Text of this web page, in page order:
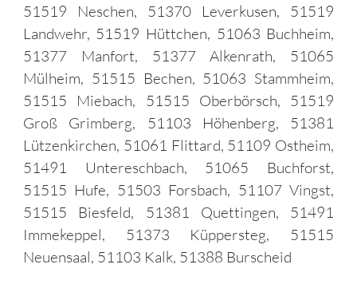
51519 Neschen, 51370 Leverkusen, 51519
Landwehr, 51519 Hüttchen, 51063 Buchheim,
51377 Manfort, 51377 Alkenrath, 51065
Mülheim, 51515 Bechen, 51063 Stammheim,
51515 Miebach, 51515 Oberbörsch, 51519
Groß Grimberg, 51103 Höhenberg, 51381
Lützenkirchen, 51061 Flittard, 51109 Ostheim,
51491 Untereschbach, 51065 Buchforst,
51515 Hufe, 51503 Forsbach, 51107 Vingst,
51515 Biesfeld, 51381 Quettingen, 51491
Immekeppel, 51373 Küppersteg, 51515
Neuensaal, 51103 Kalk, 51388 Burscheid